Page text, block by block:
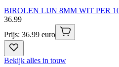
BIROLEN LIJN 8MM WIT PER
36.99
Prijs: 36.99 euro
Bekijk alles in touw